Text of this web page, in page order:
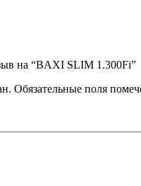
на “BAXI SLIM 1.300Fi”
Обязательные поля